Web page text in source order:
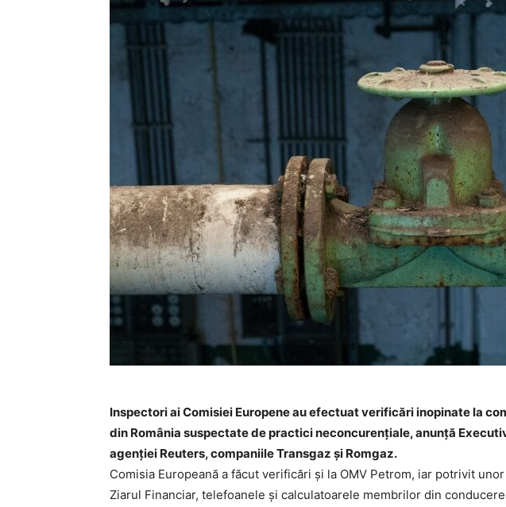
Inspectori ai Comisiei Europene au efectuat verificări inopinate la
din România suspectate de practici neconcurenţiale, anunţă
agenţiei Reuters, companiile Transgaz şi Romgaz.
Comisia Europeană a făcut verificări şi la OMV Petrom, iar potrivit
Ziarul Financiar, telefoanele şi calculatoarele membrilor din